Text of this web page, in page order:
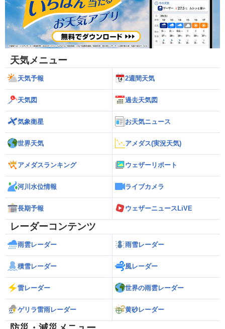
天気メニュー
天気予報 2週間天気
天気図 過去天気図
気象衛星 お天気ニュース
世界天気 アメダス(実況天気)
アメダスランキング ウェザーリポート
河川水位情報 ライブカメラ
長期予報 ウェザーニュースLiVE
レーダーコンテンツ
雨雲レーダー 雨雪レーダー
積雪レーダー 風レーダー
雷レーダー 世界の雨雲レーダー
ゲリラ雷雨レーダー 黄砂レーダー